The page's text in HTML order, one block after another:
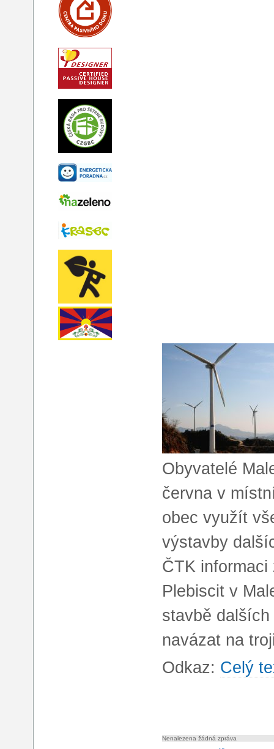
Obyvatelé
června v
obec využít
výstavby
ČTK
Plebiscit v
stavbě
navázat na
Odkaz: Celý
Nenalezena žádná zpráva